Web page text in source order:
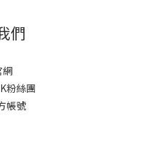
們
網
粉絲團
帳號